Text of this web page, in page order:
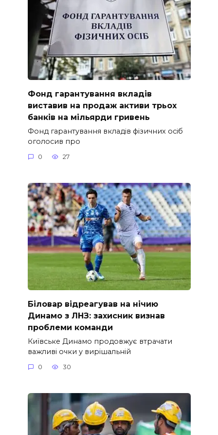
Фонд гарантування вкладів
виставив на продаж активи трьох
банків на мільярди гривень
Фонд гарантування вкладів фізичних осіб
оголосив про
0 27
Біловар відреагував на нічию
Динамо з ЛНЗ: захисник визнав
проблеми команди
Київське Динамо продовжує втрачати
важливі очки у вирішальній
0 30